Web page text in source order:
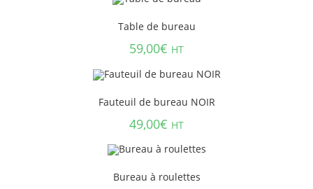
Table de bureau
59,00€ HT
Fauteuil de bureau NOIR
49,00€ HT
Bureau à roulettes